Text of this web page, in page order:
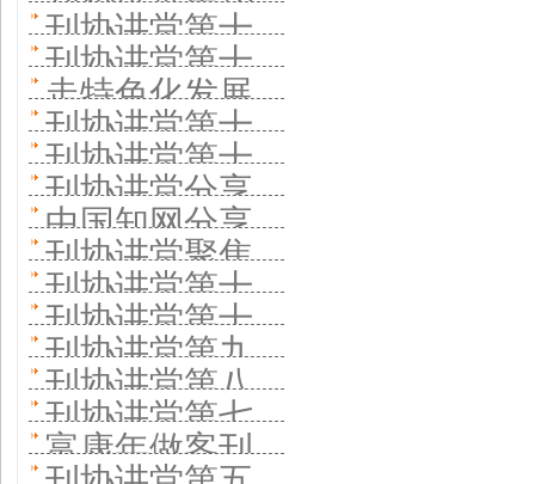
践 打造国家科
技高端智库传
播平台
刊社深度融合
与转型
焦促进大学期
刊高质量发展
十一期线上开
讲 中国人民大
学书报资料中
心分享办刊特
色
期开讲 《东方
娃娃》分享少
儿期刊品牌化
办刊经验
刊协讲堂第十
九期： 方正电
子助力学术期
刊数字化转型
刊协讲堂第十
八期分享少年
儿童出版社办
刊模式 优化出
版资源配置促
进书刊协同发
展
走特色化发展
之路 办好一流
学术期刊
刊协讲堂第十
六讲开讲 聚焦
《编辑之友》
杂志强刊之路
刊协讲堂第十
五期聚焦编辑
能力建设
刊协讲堂分享
中少总社办刊
经验 为孩子办
放心刊良心刊
中国知网分享
如何推动学术
期刊深度传播
刊协讲堂聚焦
徽商传媒蝶变
与创新
刊协讲堂第十
一期开讲 拓展
中国故事“朋友
圈”
刊协讲堂第十
期分享一流科
技期刊办刊经
刊协讲堂第九
期以当代党员
杂志社为例，
刊协讲堂第八
期线上开讲 聚
刊协讲堂第七
期网上开讲 知
富康年做客刊